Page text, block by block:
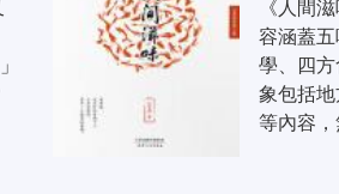
《人間
容涵蓋
學、四
象包括
等內容